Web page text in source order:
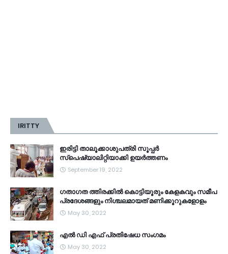
IRITTY
ഇരിട്ടി താലൂക്കാശുപത്രി സൂപ്പർ
സ്‌പെഷ്യാലിറ്റിയാക്കി ഉയർത്തണം
September 19, 2022
ഗതാഗത ത്തിരക്കിൽ കൊട്ടിയൂരും കേളകവും സമീപ
പ്രദേശങ്ങളും നിശ്ചലമായത് മണിക്കൂറുകളോളം
May 30, 2022
എൽ ഡി എഫ് പ്രതിഷേധ സംഗമം
May 30, 2022